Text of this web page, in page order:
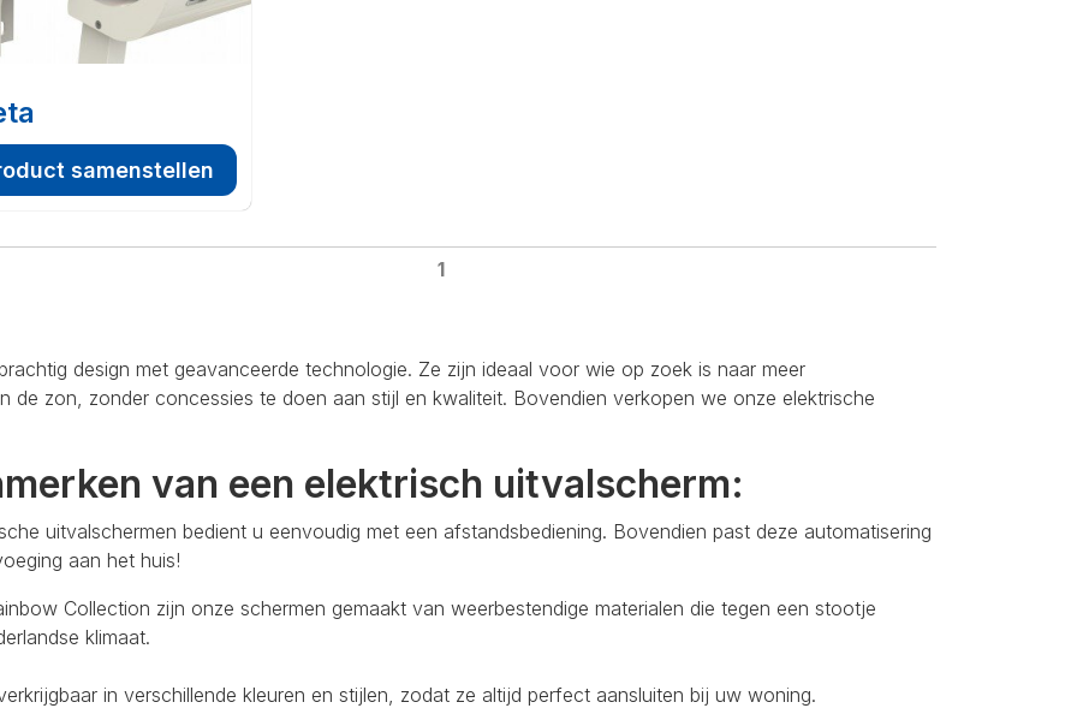
samenstellen
1
design met geavanceerde technologie. Ze zijn ideaal voor wie op zoek is naar meer
de zon, zonder concessies te doen aan stijl en kwaliteit. Bovendien verkopen we onze elektrische
van een elektrisch uitvalscherm:
uitvalschermen bedient u eenvoudig met een afstandsbediening. Bovendien past deze automatisering
aan het huis!
Collection zijn onze schermen gemaakt van weerbestendige materialen die tegen een stootje
klimaat.
in verschillende kleuren en stijlen, zodat ze altijd perfect aansluiten bij uw woning.